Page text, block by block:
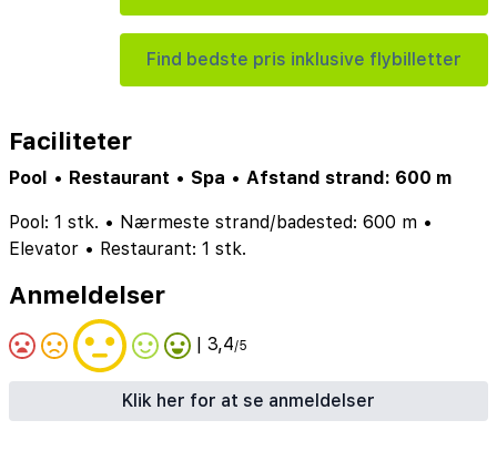
Find bedste pris inklusive flybilletter
Faciliteter
Pool • Restaurant • Spa • Afstand strand: 600 m
Pool: 1 stk. • Nærmeste strand/badested: 600 m •
Elevator • Restaurant: 1 stk.
Anmeldelser
| 3,4/5
Klik her for at se anmeldelser